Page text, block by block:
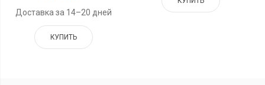
Доставка за 14–20 дней
КУПИТЬ